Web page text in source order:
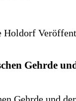
Holdorf
Gehrde